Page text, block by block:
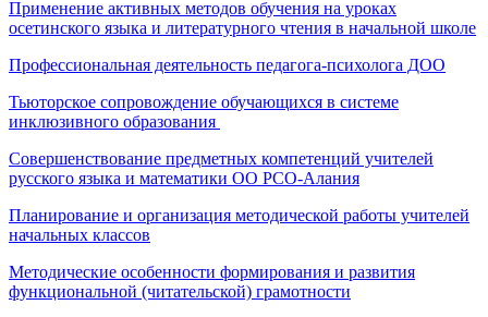
Применение активных методов обучения на уроках
осетинского языка и литературного чтения в начальной школе
Профессиональная деятельность педагога-психолога ДОО
Тьюторское сопровождение обучающихся в системе
инклюзивного образования
Совершенствование предметных компетенций учителей
русского языка и математики ОО РСО-Алания
Планирование и организация методической работы учителей
начальных классов
Методические особенности формирования и развития
функциональной (читательской) грамотности